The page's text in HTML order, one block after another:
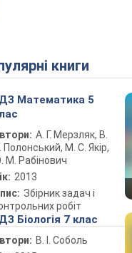
книги
Математика 5
А. Г. Мерзляк, В.
Полонський, М. С. Якір,
М. Рабінович
2013
Збірник задач і
робіт
Біологія 7 клас
В. І. Соболь